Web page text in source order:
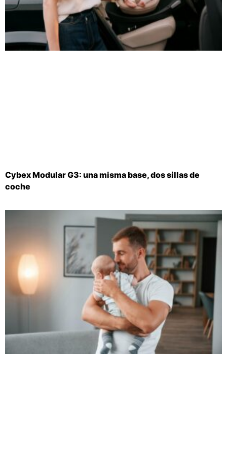
Cybex Modular G3: una misma base, dos sillas de
coche